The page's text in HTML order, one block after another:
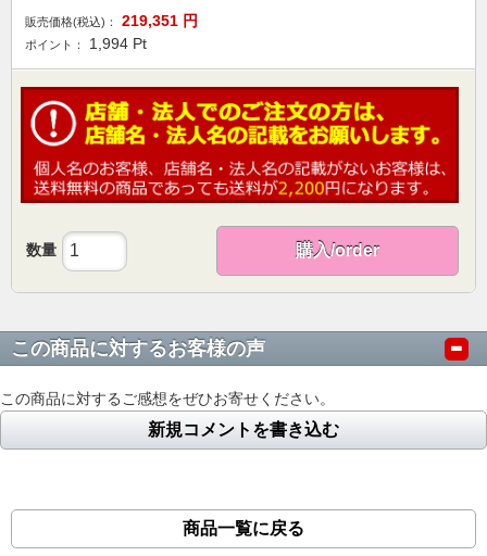
販売価格(税込)： 219,351 円
ポイント： 1,994 Pt
数量 購入/order
この商品に対するお客様の声
この商品に対するご感想をぜひお寄せください。
新規コメントを書き込む
商品一覧に戻る